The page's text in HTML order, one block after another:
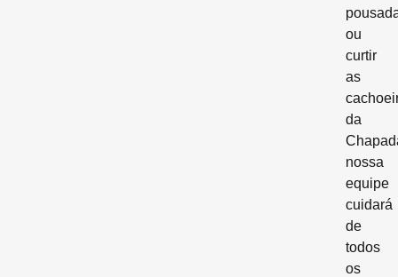
ou
curtir
as
da
nossa
equipe
cuidará
de
todos
os